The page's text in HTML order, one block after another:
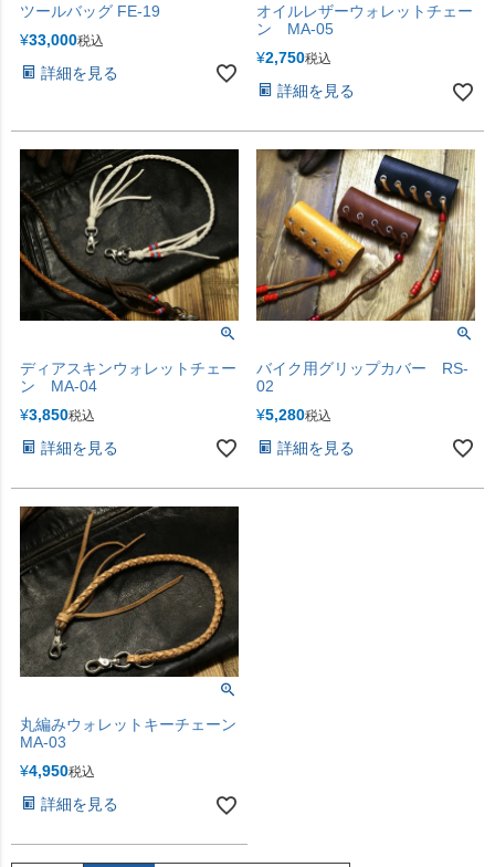
ツールバッグ FE-19
¥33,000税込
詳細を見る
オイルレザーウォレットチェー
ン MA-05
¥2,750税込
詳細を見る
ディアスキンウォレットチェー
ン MA-04
¥3,850税込
詳細を見る
バイク用グリップカバー RS-
02
¥5,280税込
詳細を見る
丸編みウォレットキーチェーン
MA-03
¥4,950税込
詳細を見る